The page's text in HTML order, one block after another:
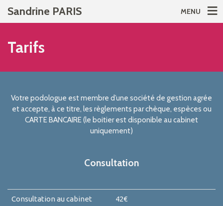
Sandrine PARIS MENU
Tarifs
Votre podologue est membre d’une société de gestion agrée
et accepte, à ce titre, les règlements par chèque, espèces ou
CARTE BANCAIRE (le boitier est disponible au cabinet
uniquement)
Consultation
Consultation au cabinet 42€